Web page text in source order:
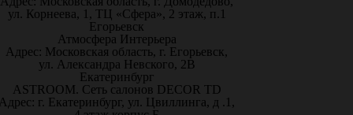
ул. Корнеева, 1, ТЦ «Сфера», 2 этаж, п.1
Егорьевск
Атмосфера Интерьера
Адрес: Московская область, г. Егорьевск,
ул. Александра Невского, 2В
Екатеринбург
ASTROOM. Сеть салонов DECOR TD
г. Екатеринбург, ул. Цвиллинга, д .1,